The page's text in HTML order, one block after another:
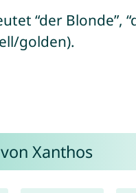
“der Blonde”,
golden).
Xanthos